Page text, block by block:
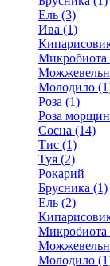
Ель (3)
Ива (1)
Микробиота
Молодило
Роза (1)
Роза
Сосна (14)
Тис (1)
Туя (2)
Рокарий
Брусника (1)
Ель (2)
Микробиота
Молодило